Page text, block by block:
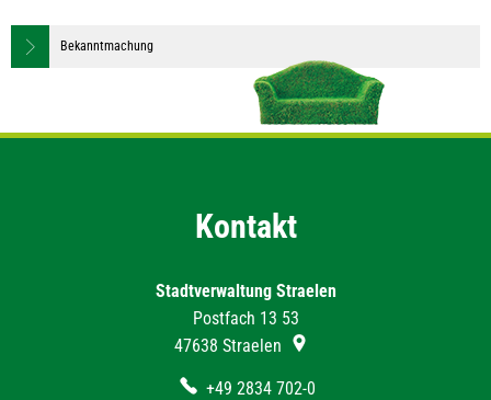
Bekanntmachung
Kontakt
Stadtverwaltung Straelen
Postfach 13 53
47638 Straelen
+49 2834 702-0